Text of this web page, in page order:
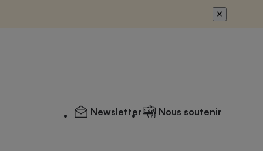
Newsletter Nous soutenir